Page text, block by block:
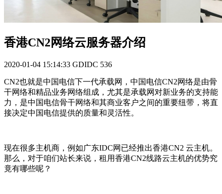
香港CN2网络云服务器介绍
2020-01-04 15:14:33 GDIDC 536
CN2也就是中国电信下一代承载网，中国电信CN2网络是由骨
干网络和精品业务网络组成，尤其是承载网对新业务的支持能
力，是中国电信骨干网络和其商业客户之间的重要纽带，将直
接决定中国电信提供的质量和灵活性。
现在很多主机商，例如广东IDC网已经推出香港CN2 云主机。
那么，对于咱们站长来说，租用香港CN2线路云主机的优势究
竟有哪些呢？